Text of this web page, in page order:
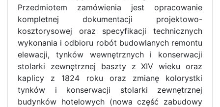
Przedmiotem zamówienia jest opracowanie
kompletnej dokumentacji projektowo-
kosztorysowej oraz specyfikacji technicznych
wykonania i odbioru robót budowlanych remontu
elewacji, tynków wewnętrznych i konserwacji
stolarki zewnętrznej baszty z XIV wieku oraz
kaplicy z 1824 roku oraz zmianę kolorystki
tynków i konserwacji stolarki zewnętrznej
budynków hotelowych (nowa część zabudowy